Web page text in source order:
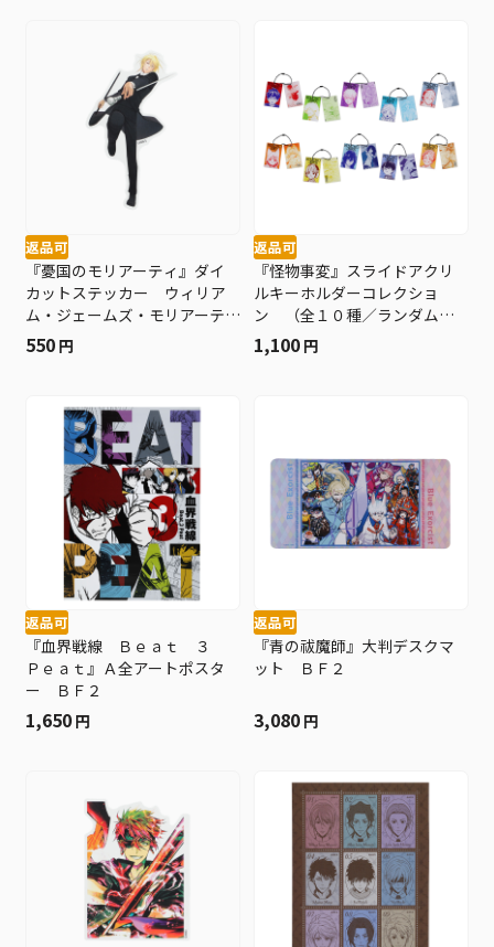
返品可
『憂国のモリアーティ』ダイ
カットステッカー ウィリア
ム・ジェームズ・モリアーテ
ィ （ＪＣ２０巻カバーイラ
スト） ＢＦ２
550 円
返品可
『怪物事変』スライドアクリ
ルキーホルダーコレクショ
ン （全１０種／ランダム１
種入り） ＢＦ２
1,100 円
返品可
『血界戦線 Ｂｅａｔ ３
Ｐｅａｔ』Ａ全アートポスタ
ー ＢＦ２
1,650 円
返品可
『青の祓魔師』大判デスクマ
ット ＢＦ２
3,080 円